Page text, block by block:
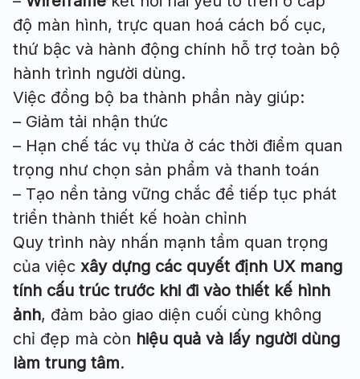
độ màn hình, trực quan hoá cách bố cục,
thứ bậc và hành động chính hỗ trợ toàn bộ
hành trình người dùng.
Việc đồng bộ ba thành phần này giúp:
– Giảm tải nhận thức
– Hạn chế tác vụ thừa ở các thời điểm quan
trọng như chọn sản phẩm và thanh toán
– Tạo nền tảng vững chắc để tiếp tục phát
triển thành thiết kế hoàn chỉnh
Quy trình này nhấn mạnh tầm quan trọng
của việc xây dựng các quyết định UX mang
tính cấu trúc trước khi đi vào thiết kế hình
ảnh, đảm bảo giao diện cuối cùng không
chỉ đẹp mà còn hiệu quả và lấy người dùng
làm trung tâm.